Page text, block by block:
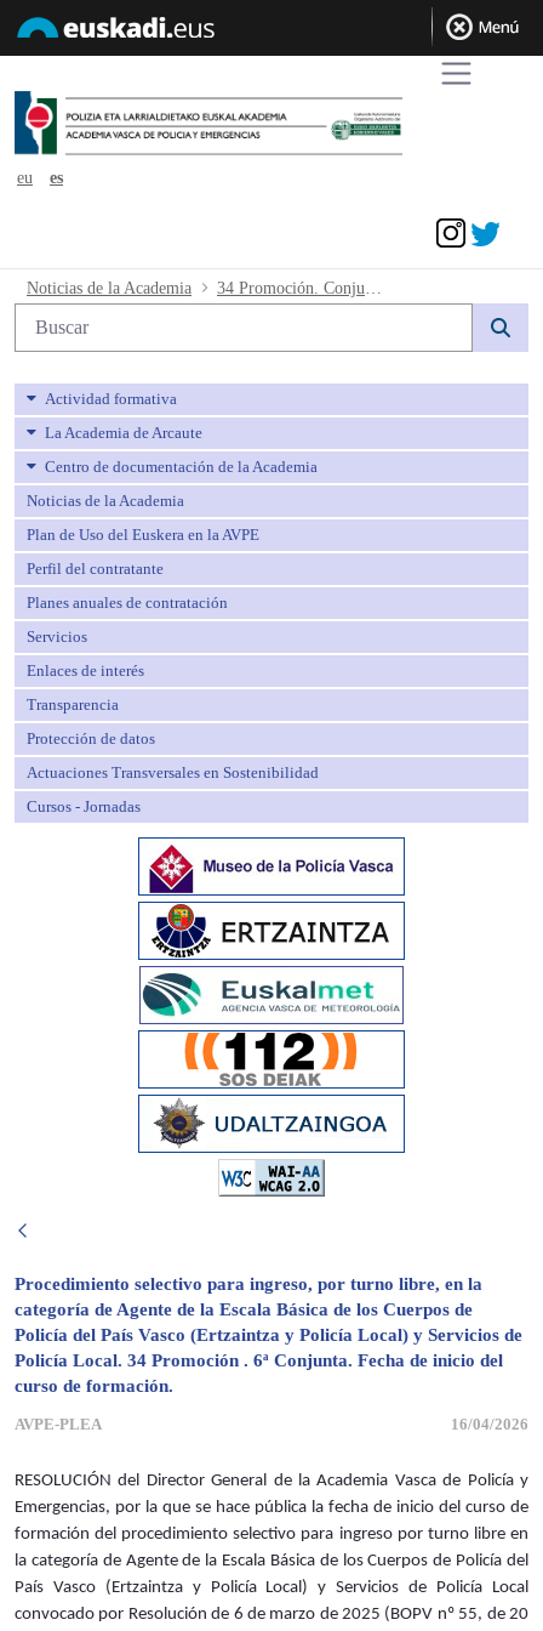
eu
es
34 Promoción. Conjunta 6.
Noticias de la Academia
Búsqueda web
Actividad formativa
La Academia de Arcaute
Centro de documentación de la Academia
Noticias de la Academia
Plan de Uso del Euskera en la AVPE
Perfil del contratante
Planes anuales de contratación
Servicios
Enlaces de interés
Transparencia
Protección de datos
Actuaciones Transversales en Sostenibilidad
Cursos - Jornadas
Procedimiento selectivo para ingreso, por turno libre, en la
categoría de Agente de la Escala Básica de los Cuerpos de
Policía del País Vasco (Ertzaintza y Policía Local) y Servicios de
Policía Local. 34 Promoción . 6ª Conjunta. Fecha de inicio del
curso de formación.
AVPE-PLEA 16/04/2026
RESOLUCIÓN del Director General de la Academia Vasca de Policía y
Emergencias, por la que se hace pública la fecha de inicio del curso de
formación del procedimiento selectivo para ingreso por turno libre en
la categoría de Agente de la Escala Básica de los Cuerpos de Policía del
País Vasco (Ertzaintza y Policía Local) y Servicios de Policía Local
convocado por Resolución de 6 de marzo de 2025 (BOPV nº 55, de 20